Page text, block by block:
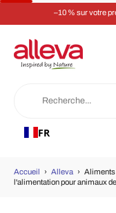
–10 % sur votre
FR
Accueil › Alleva › Aliments
l'alimentation pour animaux